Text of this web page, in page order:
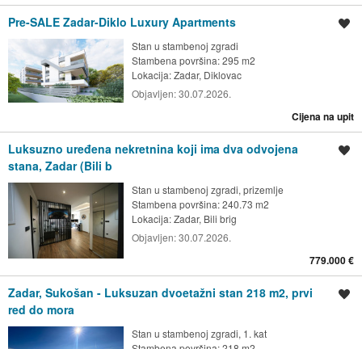
Pre-SALE Zadar-Diklo Luxury Apartments
Stan u stambenoj zgradi
Stambena površina: 295 m2
Lokacija:Zadar, Diklovac
Objavljen:30.07.2026.
Cijena na upit
Luksuzno uređena nekretnina koji ima dva odvojena
stana, Zadar (Bili b
Stan u stambenoj zgradi, prizemlje
Stambena površina: 240.73 m2
Lokacija:Zadar, Bili brig
Objavljen:30.07.2026.
779.000 €
Zadar, Sukošan - Luksuzan dvoetažni stan 218 m2, prvi
red do mora
Stan u stambenoj zgradi, 1. kat